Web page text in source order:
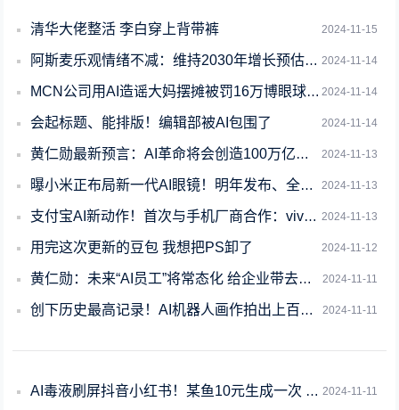
2024-11-15
清华大佬整活 李白穿上背带裤
2024-11-14
阿斯麦乐观情绪不减：维持2030年增长预估 AI长期依旧稳健
2024-11-14
MCN公司用AI造谣大妈摆摊被罚16万博眼球：两人被行拘
2024-11-14
会起标题、能排版！编辑部被AI包围了
2024-11-13
黄仁勋最新预言：AI革命将会创造100万亿美元价值！
2024-11-13
曝小米正布局新一代AI眼镜！明年发布、全面对标Meta Ray-ban
2024-11-13
支付宝AI新动作！首次与手机厂商合作：vivo可直接唤起健康管家
2024-11-12
用完这次更新的豆包 我想把PS卸了
2024-11-11
黄仁勋：未来“AI员工”将常态化 给企业带去增长与回报
2024-11-11
创下历史最高记录！AI机器人画作拍出上百万美元
2024-11-11
AI毒液刷屏抖音小红书！某鱼10元生成一次 但它其实免费啊